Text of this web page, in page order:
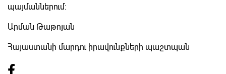
պայմաններում:
Արման Թաթոյան
Հայաստանի մարդու իրավունքների պաշտպան